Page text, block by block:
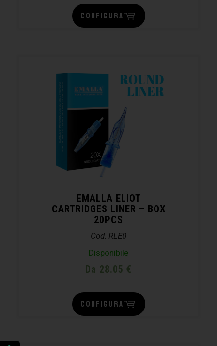
CONFIGURA
EMALLA ELIOT
CARTRIDGES LINER – BOX
20PCS
Cod. RLE0
Disponibile
Da 28.05 €
CONFIGURA